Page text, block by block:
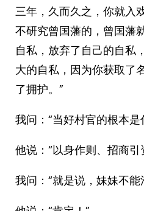
三年，久而久之，你就入
不研究曾国藩的，曾国藩
自私，放弃了自己的自私
大的自私，因为你获取了
了拥护。”
我问：“当好村官的根本是
他说：“以身作则、招商
我问：“就是说，妹妹不